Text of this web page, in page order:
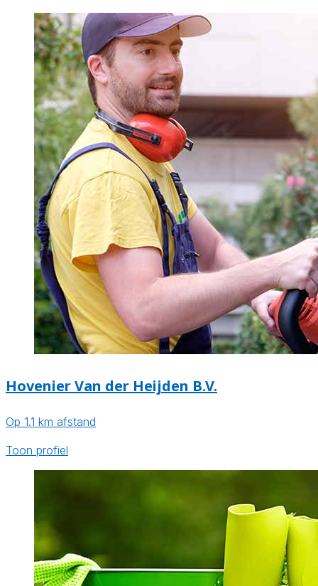
Hovenier Van der Heijden B.V.
Op 1.1 km afstand
Toon profiel